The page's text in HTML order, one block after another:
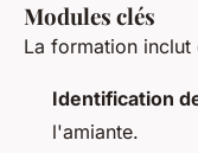
Modules clés
La formation
Identification
l'amiante.